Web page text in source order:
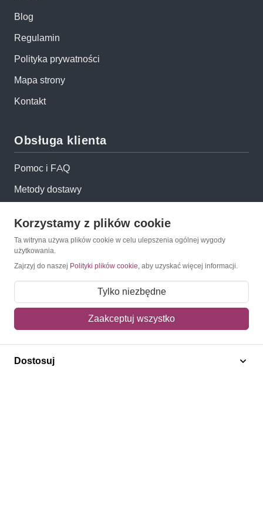
Blog
Regulamin
Polityka prywatności
Mapa strony
Kontakt
Obsługa klienta
Pomoc i FAQ
Metody dostawy
Zwroty i reklamacje
Jak kupować?
Konto
Moje zamówienia
Korzystamy z plików cookie
Ta witryna używa plików cookie w celu ulepszenia ogólnej wygody
użytkowania.
Zajrzyj do naszej Polityki plików cookie, aby uzyskać więcej informacji.
Tylko niezbędne
Zaakceptuj wszystko
Dostosuj